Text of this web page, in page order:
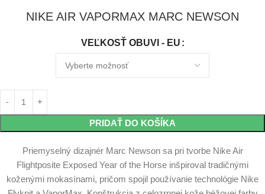
NIKE AIR VAPORMAX MARC NEWSON
VEĽKOSŤ OBUVI - EU
PRIDAŤ DO KOŠÍKA
Priemyselný dizajnér Marc Newson sa pri tvorbe Nike Air
Flightposite Exposed Year of the Horse inšpiroval tradičnými
koženými mokasínami, pričom spojil používanie technológie Nike